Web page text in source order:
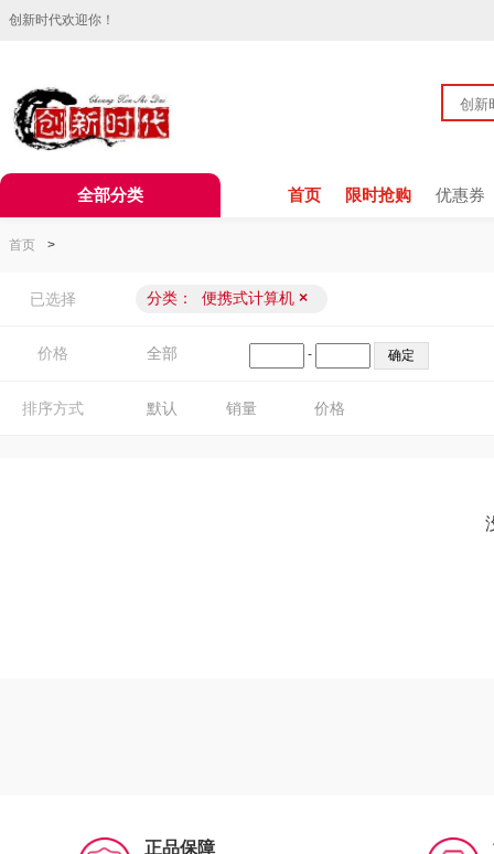
创新时代欢迎你！
全部分类 首页 限时抢购 优惠券
首页 >
已选择 分类： 便携式计算机 ×
价格 全部 -
排序方式 默认 销量 价格
正品保障